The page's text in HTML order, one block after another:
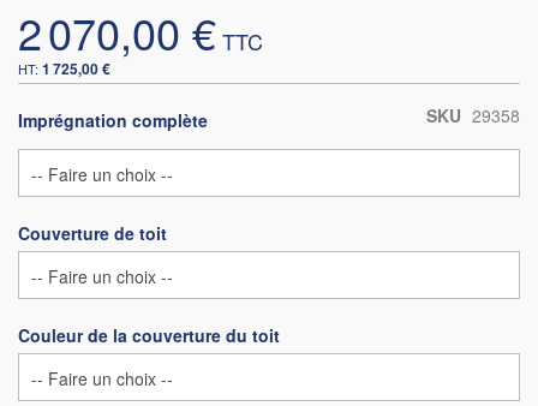
2 070,00 €
1 725,00 €
SKU 29358
Imprégnation complète
Couverture de toit
Couleur de la couverture du toit